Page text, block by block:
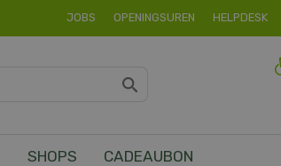
JOBS OPENINGSUREN HELPDESK
SHOPS CADEAUBON